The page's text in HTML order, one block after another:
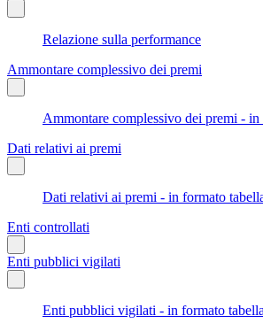
Relazione sulla performance
Ammontare complessivo dei premi
Ammontare complessivo dei premi -
Dati relativi ai premi
Dati relativi ai premi - in formato
Enti controllati
Enti pubblici vigilati
Enti pubblici vigilati - in formato